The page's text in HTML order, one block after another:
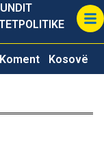
POLITIKE
Koment Kosovë